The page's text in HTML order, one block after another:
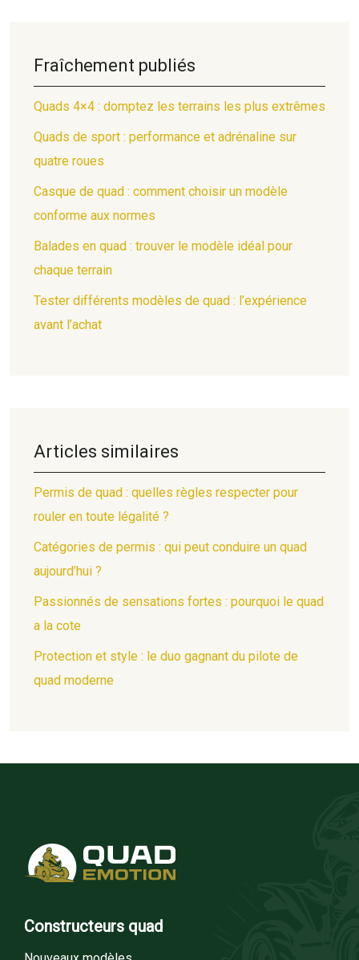
Fraîchement publiés
Quads 4×4 : domptez les terrains les plus extrêmes
Quads de sport : performance et adrénaline sur
quatre roues
Casque de quad : comment choisir un modèle
conforme aux normes
Balades en quad : trouver le modèle idéal pour
chaque terrain
Tester différents modèles de quad : l’expérience
avant l’achat
Articles similaires
Permis de quad : quelles règles respecter pour
rouler en toute légalité ?
Catégories de permis : qui peut conduire un quad
aujourd’hui ?
Passionnés de sensations fortes : pourquoi le quad
a la cote
Protection et style : le duo gagnant du pilote de
quad moderne
Constructeurs quad